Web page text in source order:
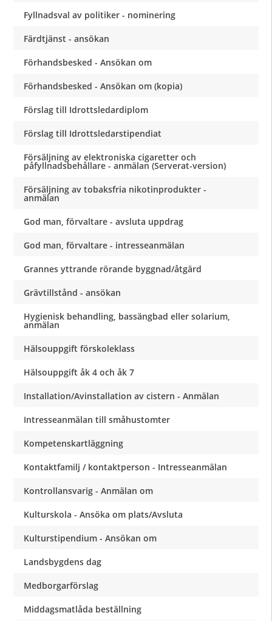
Fyllnadsval av politiker - nominering
Färdtjänst - ansökan
Förhandsbesked - Ansökan om
Förhandsbesked - Ansökan om (kopia)
Förslag till Idrottsledardiplom
Förslag till Idrottsledarstipendiat
Försäljning av elektroniska cigaretter och
påfyllnadsbehållare - anmälan (Serverat-version)
Försäljning av tobaksfria nikotinprodukter -
anmälan
God man, förvaltare - avsluta uppdrag
God man, förvaltare - intresseanmälan
Grannes yttrande rörande byggnad/åtgärd
Grävtillstånd - ansökan
Hygienisk behandling, bassängbad eller solarium,
anmälan
Hälsouppgift förskoleklass
Hälsouppgift åk 4 och åk 7
Installation/Avinstallation av cistern - Anmälan
Intresseanmälan till småhustomter
Kompetenskartläggning
Kontaktfamilj / kontaktperson - Intresseanmälan
Kontrollansvarig - Anmälan om
Kulturskola - Ansöka om plats/Avsluta
Kulturstipendium - Ansökan om
Landsbygdens dag
Medborgarförslag
Middagsmatlåda beställning